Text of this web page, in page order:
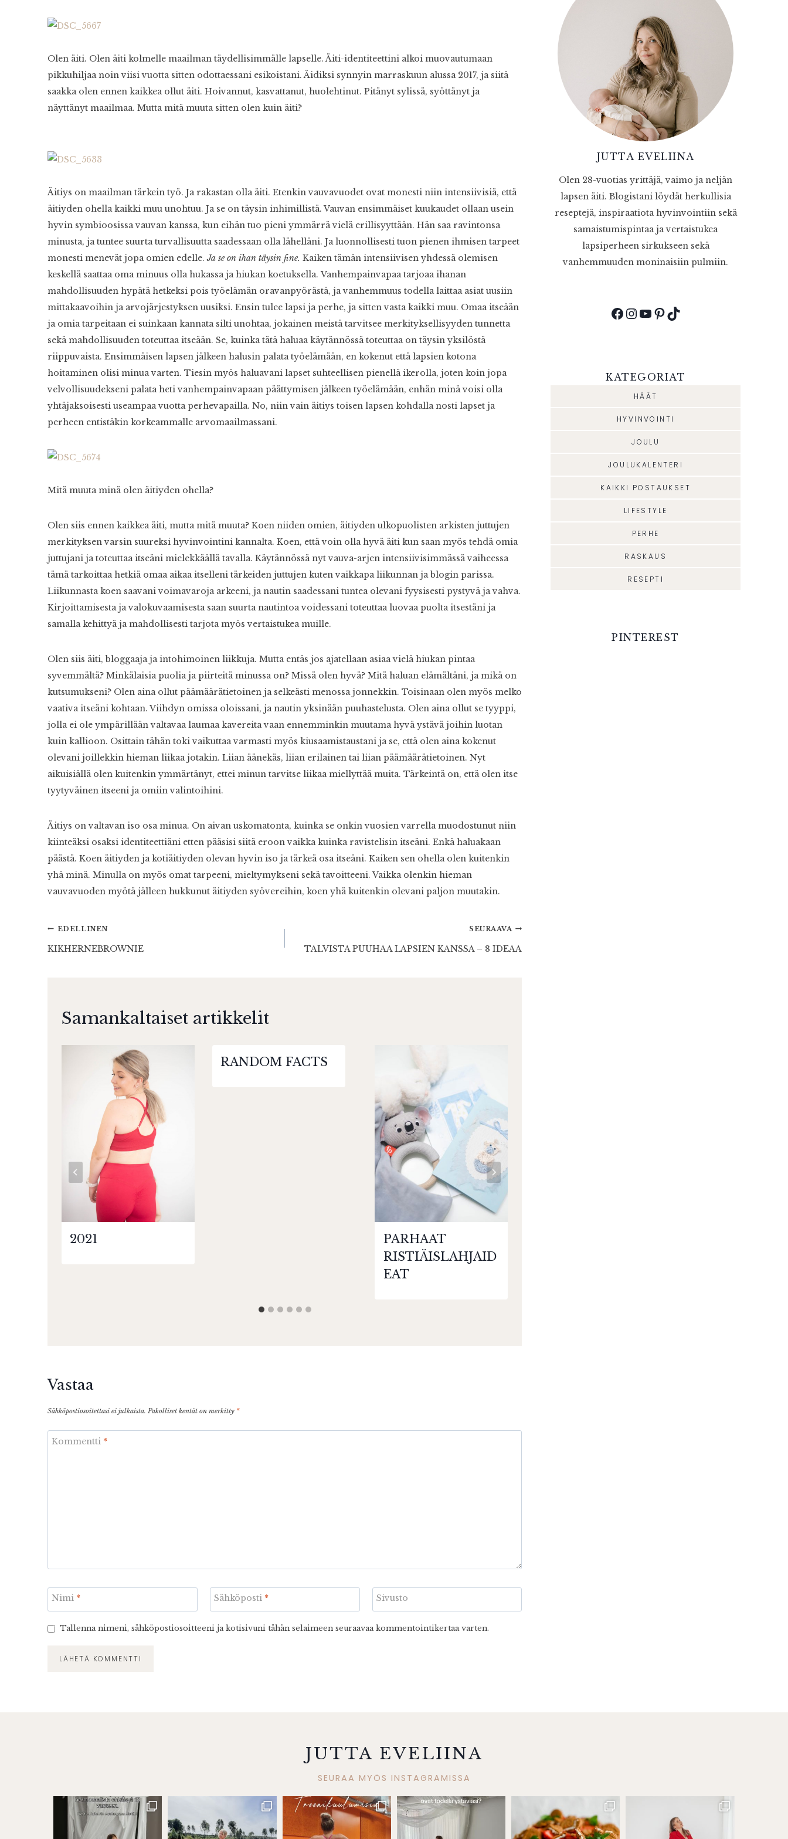
Olen äiti. Olen äiti kolmelle maailman täydellisimmälle lapselle. Äiti-identiteettini alkoi muovautumaan
pikkuhiljaa noin viisi vuotta sitten odottaessani esikoistani. Äidiksi synnyin marraskuun alussa 2017, ja siitä
saakka olen ennen kaikkea ollut äiti. Hoivannut, kasvattanut, huolehtinut. Pitänyt sylissä, syöttänyt ja
näyttänyt maailmaa. Mutta mitä muuta sitten olen kuin äiti?
Äitiys on maailman tärkein työ. Ja rakastan olla äiti. Etenkin vauvavuodet ovat monesti niin intensiivisiä, että
äitiyden ohella kaikki muu unohtuu. Ja se on täysin inhimillistä. Vauvan ensimmäiset kuukaudet ollaan usein
hyvin symbioosissa vauvan kanssa, kun eihän tuo pieni ymmärrä vielä erillisyyttään. Hän saa ravintonsa
minusta, ja tuntee suurta turvallisuutta saadessaan olla lähelläni. Ja luonnollisesti tuon pienen ihmisen tarpeet
monesti menevät jopa omien edelle.Ja se on ihan täysin fine. Kaiken tämän intensiivisen yhdessä olemisen
keskellä saattaa oma minuus olla hukassa ja hiukan koetuksella. Vanhempainvapaa tarjoaa ihanan
mahdollisuuden hypätä hetkeksi pois työelämän oravanpyörästä, ja vanhemmuus todella laittaa asiat uusiin
mittakaavoihin ja arvojärjestyksen uusiksi. Ensin tulee lapsi ja perhe, ja sitten vasta kaikki muu. Omaa itseään
ja omia tarpeitaan ei suinkaan kannata silti unohtaa, jokainen meistä tarvitsee merkityksellisyyden tunnetta
sekä mahdollisuuden toteuttaa itseään. Se, kuinka tätä haluaa käytännössä toteuttaa on täysin yksilöstä
riippuvaista. Ensimmäisen lapsen jälkeen halusin palata työelämään, en kokenut että lapsien kotona
hoitaminen olisi minua varten. Tiesin myös haluavani lapset suhteellisen pienellä ikerolla, joten koin jopa
velvollisuudekseni palata heti vanhempainvapaan päättymisen jälkeen työelämään, enhän minä voisi olla
yhtäjaksoisesti useampaa vuotta perhevapailla. No, niin vain äitiys toisen lapsen kohdalla nosti lapset ja
perheen entistäkin korkeammalle arvomaailmassani.
Mitä muuta minä olen äitiyden ohella?
Olen siis ennen kaikkea äiti, mutta mitä muuta? Koen niiden omien, äitiyden ulkopuolisten arkisten juttujen
merkityksen varsin suureksi hyvinvointini kannalta. Koen, että voin olla hyvä äiti kun saan myös tehdä omia
juttujani ja toteuttaa itseäni mielekkäällä tavalla. Käytännössä nyt vauva-arjen intensiivisimmässä vaiheessa
tämä tarkoittaa hetkiä omaa aikaa itselleni tärkeiden juttujen kuten vaikkapa liikunnan ja blogin parissa.
Liikunnasta koen saavani voimavaroja arkeeni, ja nautin saadessani tuntea olevani fyysisesti pystyvä ja vahva.
Kirjoittamisesta ja valokuvaamisesta saan suurta nautintoa voidessani toteuttaa luovaa puolta itsestäni ja
samalla kehittyä ja mahdollisesti tarjota myös vertaistukea muille.
Olen siis äiti, bloggaaja ja intohimoinen liikkuja. Mutta entäs jos ajatellaan asiaa vielä hiukan pintaa
syvemmältä? Minkälaisia puolia ja piirteitä minussa on? Missä olen hyvä? Mitä haluan elämältäni, ja mikä on
kutsumukseni? Olen aina ollut päämäärätietoinen ja selkeästi menossa jonnekkin. Toisinaan olen myös melko
vaativa itseäni kohtaan. Viihdyn omissa oloissani, ja nautin yksinään puuhastelusta. Olen aina ollut se tyyppi,
jolla ei ole ympärillään valtavaa laumaa kavereita vaan ennemminkin muutama hyvä ystävä joihin luotan
kuin kallioon. Osittain tähän toki vaikuttaa varmasti myös kiusaamistaustani ja se, että olen aina kokenut
olevani joillekkin hieman liikaa jotakin. Liian äänekäs, liian erilainen tai liian päämäärätietoinen. Nyt
aikuisiällä olen kuitenkin ymmärtänyt, ettei minun tarvitse liikaa miellyttää muita. Tärkeintä on, että olen itse
tyytyväinen itseeni ja omiin valintoihini.
Äitiys on valtavan iso osa minua. On aivan uskomatonta, kuinka se onkin vuosien varrella muodostunut niin
kiinteäksi osaksi identiteettiäni etten pääsisi siitä eroon vaikka kuinka ravistelisin itseäni. Enkä haluakaan
päästä. Koen äitiyden ja kotiäitiyden olevan hyvin iso ja tärkeä osa itseäni. Kaiken sen ohella olen kuitenkin
yhä minä. Minulla on myös omat tarpeeni, mieltymykseni sekä tavoitteeni. Vaikka olenkin hieman
vauvavuoden myötä jälleen hukkunut äitiyden syövereihin, koen yhä kuitenkin olevani paljon muutakin.
Artikkelien
selaus
EDELLINEN
KIKHERNEBROWNIE
SEURAAVA
TALVISTA PUUHAA LAPSIEN KANSSA – 8 IDEAA
Samankaltaiset artikkelit
2021
RANDOM FACTS
PARHAAT
RISTIÄISLAHJAID
EAT
Vastaa
Sähköpostiosoitettasi ei julkaista. Pakolliset kentät on merkitty *
Kommentti *
Nimi * Sähköposti * Sivusto
Tallenna nimeni, sähköpostiosoitteeni ja kotisivuni tähän selaimeen seuraavaa kommentointikertaa varten.
JUTTA EVELIINA
Olen 28-vuotias yrittäjä, vaimo ja neljän
lapsen äiti. Blogistani löydät herkullisia
reseptejä, inspiraatiota hyvinvointiin sekä
samaistumispintaa ja vertaistukea
lapsiperheen sirkukseen sekä
vanhemmuuden moninaisiin pulmiin.
Facebook
Instagram
YouTube
Pinterest
TikTok
KATEGORIAT
HÄÄT
HYVINVOINTI
JOULU
JOULUKALENTERI
KAIKKI POSTAUKSET
LIFESTYLE
PERHE
RASKAUS
RESEPTI
PINTEREST
JUTTA EVELIINA
SEURAA MYÖS INSTAGRAMISSA